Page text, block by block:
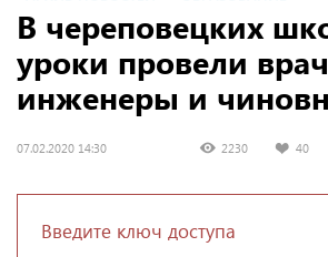
В череповецких
уроки провели
инженеры и
07.02.2020 14:30 2230 40
Введите ключ доступа